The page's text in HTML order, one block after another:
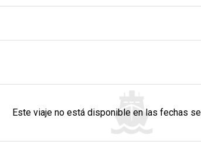
todo cuando hay mucho tráfico. El aeropuerto de
animado. La playa de Mai Khao, un poco más
verá los impresionantes acantilados de piedra caliza
un destino que realmente merece una visita.
Este viaje no está disponible en las fechas